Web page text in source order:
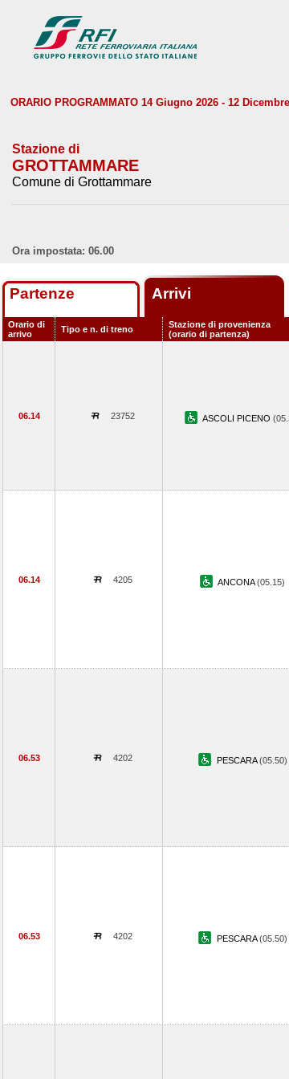
ORARIO PROGRAMMATO 14 Giugno 2026 - 12
Stazione di
GROTTAMMARE
Comune di Grottammare
Ora impostata: 06.00
Partenze Arrivi
Orario di
arrivo
Tipo e n. di treno
Stazione di provenienza
(orario di partenza)
06.14 23752 ASCOLI PICENO
06.14 4205 ANCONA(05.15)
06.53 4202 PESCARA(05.50)
06.53 4202 PESCARA(05.50)